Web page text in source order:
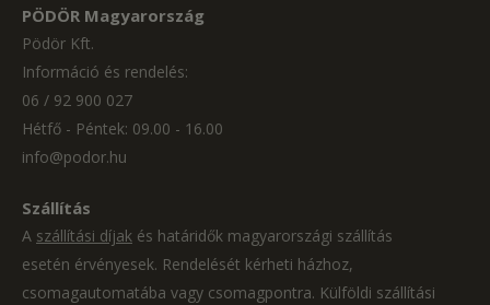
PÖDÖR Magyarország
Pödör Kft.
Információ és rendelés:
06 / 92 900 027
Hétfő - Péntek: 09.00 - 16.00
info@podor.hu
Szállítás
A szállítási díjak és határidők magyarországi szállítás
esetén érvényesek. Rendelését kérheti házhoz,
csomagautomatába vagy csomagpontra. Külföldi szállítási